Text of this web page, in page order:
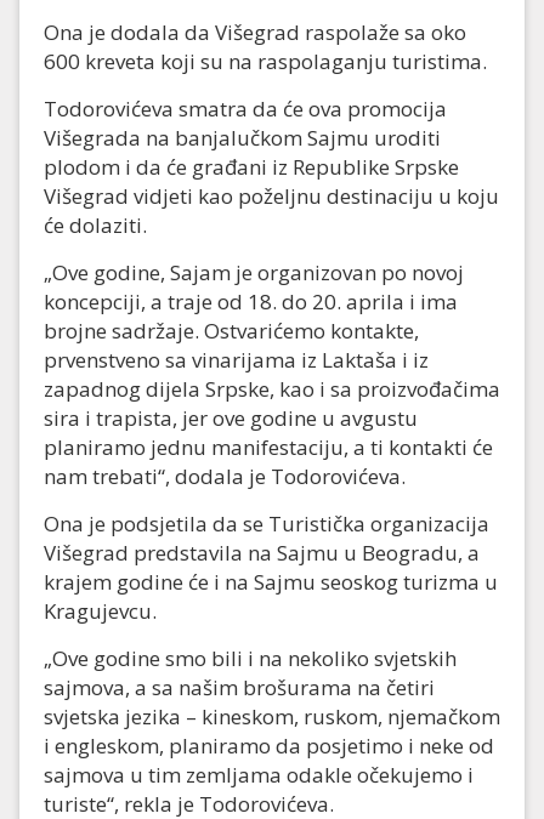
Ona je dodala da Višegrad raspolaže sa oko
600 kreveta koji su na raspolaganju turistima.
Todorovićeva smatra da će ova promocija
Višegrada na banjalučkom Sajmu uroditi
plodom i da će građani iz Republike Srpske
Višegrad vidjeti kao poželjnu destinaciju u koju
će dolaziti.
„Ove godine, Sajam je organizovan po novoj
koncepciji, a traje od 18. do 20. aprila i ima
brojne sadržaje. Ostvarićemo kontakte,
prvenstveno sa vinarijama iz Laktaša i iz
zapadnog dijela Srpske, kao i sa proizvođačima
sira i trapista, jer ove godine u avgustu
planiramo jednu manifestaciju, a ti kontakti će
nam trebati“, dodala je Todorovićeva.
Ona je podsjetila da se Turistička organizacija
Višegrad predstavila na Sajmu u Beogradu, a
krajem godine će i na Sajmu seoskog turizma u
Kragujevcu.
„Ove godine smo bili i na nekoliko svjetskih
sajmova, a sa našim brošurama na četiri
svjetska jezika – kineskom, ruskom, njemačkom
i engleskom, planiramo da posjetimo i neke od
sajmova u tim zemljama odakle očekujemo i
turiste“, rekla je Todorovićeva.